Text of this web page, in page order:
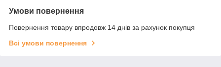
Умови повернення
Повернення товару впродовж 14 днів за рахунок покупця
Всі умови повернення